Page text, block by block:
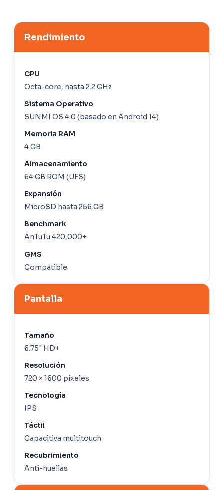
Rendimiento
CPU
Octa-core, hasta 2.2 GHz
Sistema Operativo
SUNMI OS 4.0 (basado en Android 14)
Memoria RAM
4 GB
Almacenamiento
64 GB ROM (UFS)
Expansión
MicroSD hasta 256 GB
Benchmark
AnTuTu 420,000+
GMS
Compatible
Pantalla
Tamaño
6.75" HD+
Resolución
720 × 1600 píxeles
Tecnología
IPS
Táctil
Capacitiva multitouch
Recubrimiento
Anti-huellas